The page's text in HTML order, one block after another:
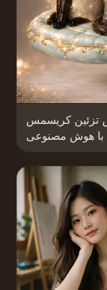
تزئین کریسمس
با هوش مصنوعی